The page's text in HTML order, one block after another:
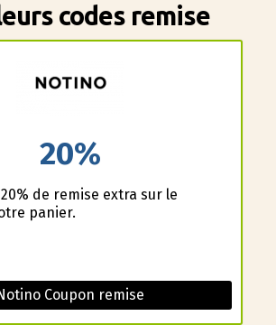
codes remise
20%
de remise extra sur le
panier.
Coupon remise